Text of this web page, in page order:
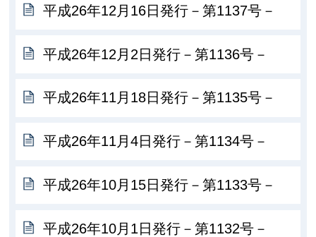
平成26年12月16日発行－第1137号－
平成26年12月2日発行－第1136号－
平成26年11月18日発行－第1135号－
平成26年11月4日発行－第1134号－
平成26年10月15日発行－第1133号－
平成26年10月1日発行－第1132号－